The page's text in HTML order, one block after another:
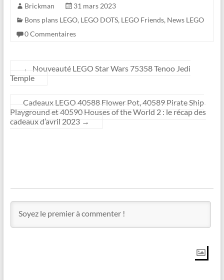
Brickman
31 mars 2023
Bons plans LEGO, LEGO DOTS, LEGO Friends, News LEGO
0 Commentaires
←
Nouveauté LEGO Star Wars 75358 Tenoo Jedi
Temple
Cadeaux LEGO 40588 Flower Pot, 40589 Pirate Ship
Playground et 40590 Houses of the World 2 : le récap des
cadeaux d’avril 2023 →